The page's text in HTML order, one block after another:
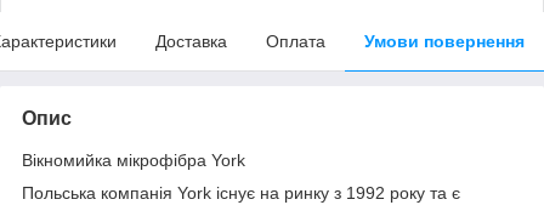
Доставка Оплата Умови повернення
Опис
Вікномийка мікрофібра York
Польська компанія York існує на ринку з 1992 року та є